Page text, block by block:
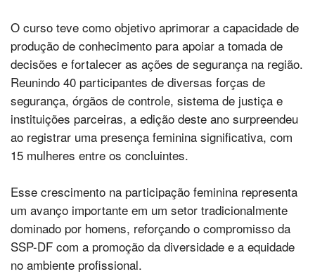
O curso teve como objetivo aprimorar a capacidade de
produção de conhecimento para apoiar a tomada de
decisões e fortalecer as ações de segurança na região.
Reunindo 40 participantes de diversas forças de
segurança, órgãos de controle, sistema de justiça e
instituições parceiras, a edição deste ano surpreendeu
ao registrar uma presença feminina significativa, com
15 mulheres entre os concluintes.
Esse crescimento na participação feminina representa
um avanço importante em um setor tradicionalmente
dominado por homens, reforçando o compromisso da
SSP-DF com a promoção da diversidade e a equidade
no ambiente profissional.